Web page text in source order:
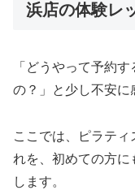
浜店の体験レ
「どうやって予約
の？」と少し不安に
ここでは、ピラテ
れを、初めての方
します。